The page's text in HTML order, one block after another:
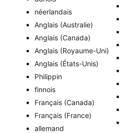
néerlandais
Anglais (Australie)
Anglais (Canada)
Anglais (Royaume-Uni)
Anglais (États-Unis)
Philippin
finnois
Français (Canada)
Français (France)
allemand